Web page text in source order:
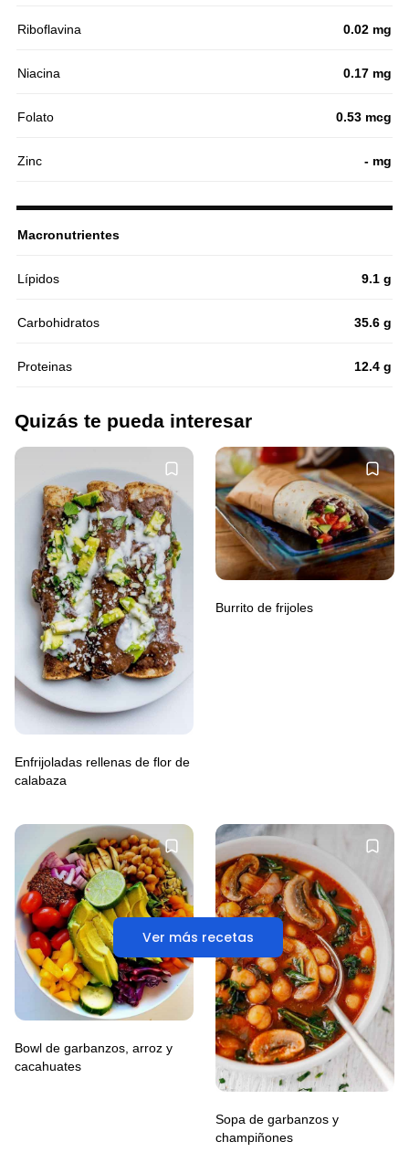
Riboflavina 0.02 mg
Niacina 0.17 mg
Folato 0.53 mcg
Zinc - mg
Macronutrientes
Lípidos 9.1 g
Carbohidratos 35.6 g
Proteinas 12.4 g
Quizás te pueda interesar
Ver más recetas
Enfrijoladas rellenas de flor de
calabaza
Burrito de frijoles
Bowl de garbanzos, arroz y
cacahuates
Sopa de garbanzos y
champiñones